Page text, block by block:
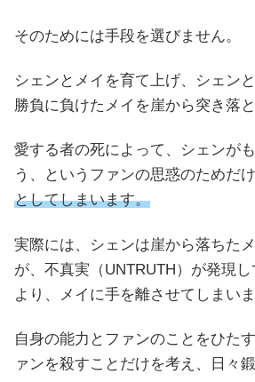
そのためには手段を選びません。
シェンとメイを育て上げ、シェン
勝負に負けたメイを崖から突き落と
愛する者の死によって、シェンが
う、というファンの思惑のためだけ
としてしまいます。
実際には、シェンは崖から落ちた
が、不真実（UNTRUTH）が発現
より、メイに手を離させてしまいま
自身の能力とファンのことをひた
ァンを殺すことだけを考え、日々